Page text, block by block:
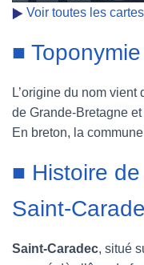
Voir toutes les
■
L’origine du nom
de Grande-Bretagne
En breton, la
■ Histoire
Saint-
Saint-Caradec, situé